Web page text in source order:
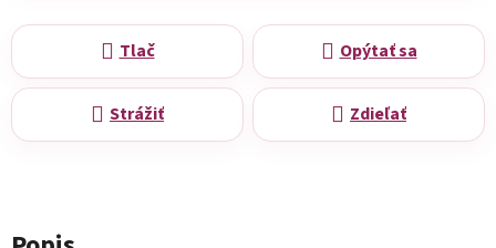
Tlač Opýtať sa
Strážiť Zdieľať